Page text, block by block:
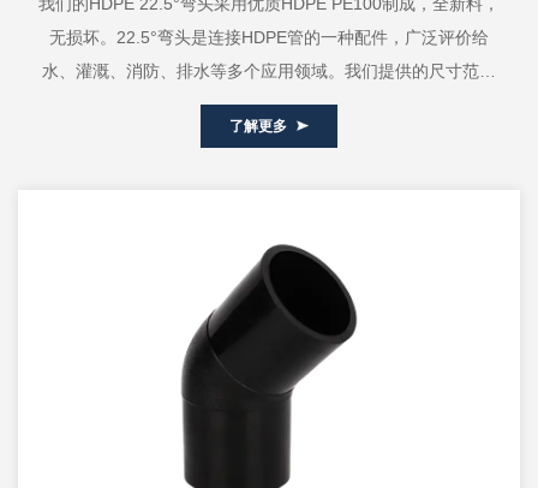
无损坏。22.5°弯头是连接HDPE管的一种配件，广泛评价给
水、灌溉、消防、排水等多个应用领域。我们提供的尺寸范围
是从DN...
了解更多